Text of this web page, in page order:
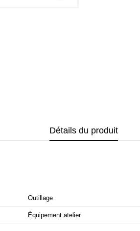
Détails du produit
Outillage
Équipement atelier